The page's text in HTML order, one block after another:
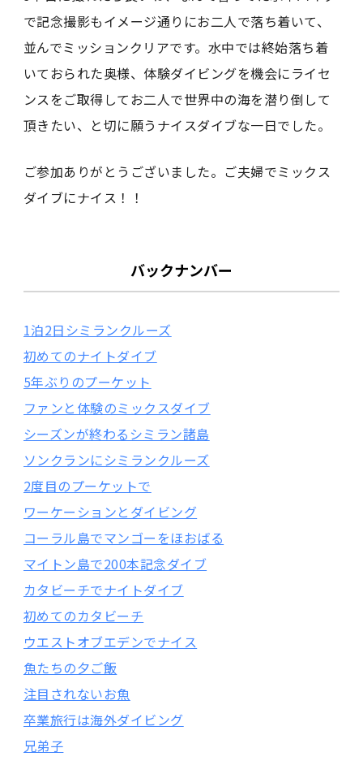
で記念撮影もイメージ通りにお二人で落ち着いて、
並んでミッションクリアです。水中では終始落ち着
いておられた奥様、体験ダイビングを機会にライセ
ンスをご取得してお二人で世界中の海を潜り倒して
頂きたい、と切に願うナイスダイブな一日でした。
ご参加ありがとうございました。ご夫婦でミックス
ダイブにナイス！！
バックナンバー
1泊2日シミランクルーズ
初めてのナイトダイブ
5年ぶりのプーケット
ファンと体験のミックスダイブ
シーズンが終わるシミラン諸島
ソンクランにシミランクルーズ
2度目のプーケットで
ワーケーションとダイビング
コーラル島でマンゴーをほおばる
マイトン島で200本記念ダイブ
カタビーチでナイトダイブ
初めてのカタビーチ
ウエストオブエデンでナイス
魚たちの夕ご飯
注目されないお魚
卒業旅行は海外ダイビング
兄弟子